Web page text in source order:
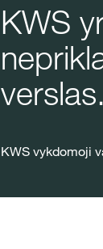
KWS
verslas.
KWS vykdomoji